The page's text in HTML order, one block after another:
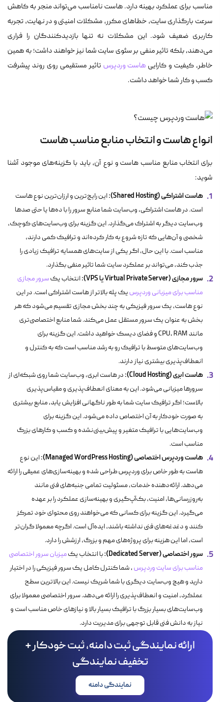
مناسب برای عملکرد بهینه دارد. هاست نامناسب می‌تواند منجر به کاهش
سرعت بارگذاری سایت، خطاهای مکرر، مشکلات امنیتی و در نهایت، تجربه
کاربری ضعیف شود. این مشکلات نه تنها بازدیدکنندگان را فراری
می‌دهند، بلکه تاثیر منفی بر سئوی سایت شما نیز خواهند داشت؛ به همین
خاطر، کیفیت و کارایی هاست وردپرس تاثیر مستقیمی روی روند پیشرفت
کسب و کار شما خواهد داشت.
انواع هاست و انتخاب منابع مناسب هاست
برای انتخاب منابع مناسب هاست و نوع آن، باید با گزینه‌های موجود آشنا
شوید:
هاست اشتراکی (Shared Hosting):
این رایج‌ترین و ارزان‌ترین نوع هاست
است. در هاست اشتراکی، وب‌سایت شما منابع سرور را با ده‌ها یا حتی صدها
وب‌سایت دیگر به اشتراک می‌گذارد. این گزینه برای وب‌سایت‌های کوچک،
شخصی و آن‌هایی که تازه شروع به کار کرده‌اند و ترافیک کمی دارند،
مناسب است. با این حال، اگر یکی از سایت‌های همسایه ترافیک زیادی را
جذب کند، می‌تواند بر عملکرد سایت شما تاثیر منفی بگذارد.
سرور مجازی (Virtual Private Server یا VPS): انتخاب یک سرور مجازی
مناسب برای میزبانی وردپرس یک پله بالاتر از هاست اشتراکی است. در این
نوع هاست، یک سرور فیزیکی به چند بخش مجازی تقسیم می‌شود که هر
بخش به عنوان یک سرور مستقل عمل می‌کند. شما منابع اختصاصی‌تری
مانند CPU، RAM و فضای دیسک خواهید داشت. این گزینه برای
وب‌سایت‌های متوسط با ترافیک رو به رشد مناسب است که به کنترل و
انعطاف‌پذیری بیشتری نیاز دارند.
هاست ابری (Cloud Hosting):
در هاست ابری، وب‌سایت شما روی شبکه‌ای از
سرورها میزبانی می‌شود. این به معنای انعطاف‌پذیری و مقیاس‌پذیری
بالاست؛ اگر ترافیک سایت شما به طور ناگهانی افزایش یابد، منابع بیشتری
به صورت خودکار به آن اختصاص داده می‌شود. این گزینه برای
وب‌سایت‌هایی با ترافیک متغیر و پیش‌بینی‌نشده و کسب و کارهای بزرگ
مناسب است.
هاست وردپرس اختصاصی (Managed WordPress Hosting):
این نوع
هاست به طور خاص برای وردپرس طراحی شده و بهینه‌سازی‌های عمیقی را ارائه
می‌دهد. ارائه‌دهنده خدمات، مسئولیت تمامی جنبه‌های فنی مانند
به‌روزرسانی‌ها، امنیت، بک‌آپ‌گیری و بهینه‌سازی عملکرد را بر عهده
می‌گیرد. این گزینه برای کسانی که می‌خواهند روی محتوای خود تمرکز
کنند و دغدغه‌های فنی نداشته باشند، ایده‌آل است. اگرچه معمولا گران‌تر
است، اما این هزینه برای پروژه‌های مهم و بزرگ، ارزشش را دارد.
سرور اختصاصی (Dedicated Server): با انتخاب یکمیزبان سرور اختصاصی
مناسب برای سایت وردپرس ، شما کنترل کامل یک سرور فیزیکی را در اختیار
دارید و هیچ وب‌سایت دیگری با شما شریک نیست. این بالاترین سطح
عملکرد، امنیت و انعطاف‌پذیری را ارائه می‌دهد. سرور اختصاصی معمولا برای
وب‌سایت‌های بسیار بزرگ با ترافیک بسیار بالا و نیازهای خاص مناسب است و
نیاز به دانش فنی قابل توجهی برای مدیریت دارد.
ارائه نمایندگی ثبت دامنه، ثبت خودکار +
تخفیف نمایندگی
نمایندگی دامنه